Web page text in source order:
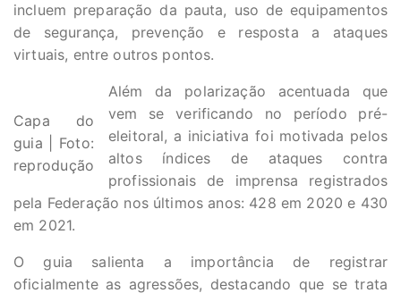
incluem preparação da pauta, uso de equipamentos
de segurança, prevenção e resposta a ataques
virtuais, entre outros pontos.
Capa do
guia | Foto:
reprodução
Além da polarização acentuada que
vem se verificando no período pré-
eleitoral, a iniciativa foi motivada pelos
altos índices de ataques contra
profissionais de imprensa registrados
pela Federação nos últimos anos: 428 em 2020 e 430
em 2021.
O guia salienta a importância de registrar
oficialmente as agressões, destacando que se trata